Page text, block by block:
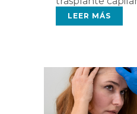
LEER MÁS